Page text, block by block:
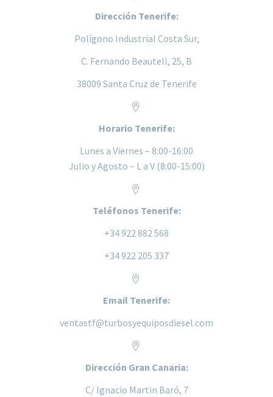
Dirección Tenerife:
Polígono Industrial Costa Sur,
C. Fernando Beautell, 25, B
38009 Santa Cruz de Tenerife


Horario Tenerife:
Lunes a Viernes – 8:00-16:00
Julio y Agosto – L a V (8:00-15:00)


Teléfonos Tenerife:
+34 922 882 568
+34 922 205 337


Email Tenerife:
ventastf@turbosyequiposdiesel.com


Dirección Gran Canaria:
C/ Ignacio Martin Baró, 7